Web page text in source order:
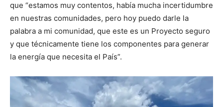
que “estamos muy contentos, había mucha incertidumbre
en nuestras comunidades, pero hoy puedo darle la
palabra a mi comunidad, que este es un Proyecto seguro
y que técnicamente tiene los componentes para generar
la energía que necesita el País”.